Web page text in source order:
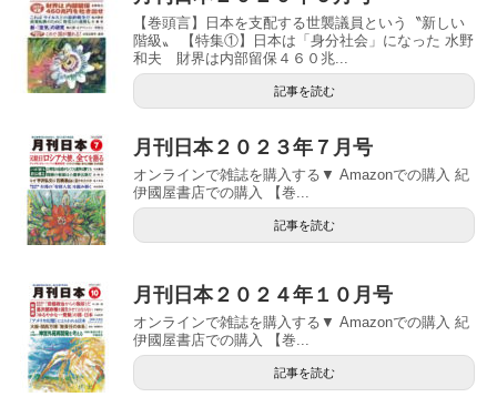
【巻頭言】日本を支配する世襲議員という〝新しい
階級〟 【特集①】日本は「身分社会」になった 水野
和夫 財界は内部留保４６０兆...
記事を読む
月刊日本２０２３年７月号
オンラインで雑誌を購入する▼ Amazonでの購入 紀
伊國屋書店での購入 【巻...
記事を読む
月刊日本２０２４年１０月号
オンラインで雑誌を購入する▼ Amazonでの購入 紀
伊國屋書店での購入 【巻...
記事を読む